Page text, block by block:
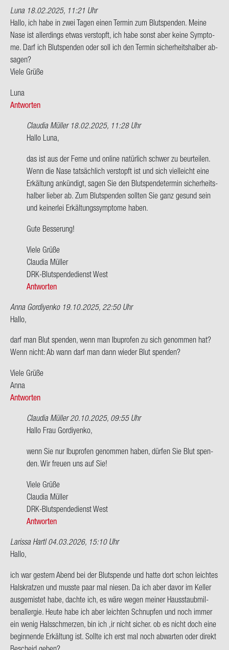
von
Re­
gi­
na
Luna 18.02.2025, 11:21 Uhr
Hallo, ich habe in zwei Tagen einen Ter­min zum Blut­spen­den. Meine
Nase ist al­ler­dings etwas ver­stopft, ich habe sonst aber keine Sym­pto­
me. Darf ich Blut­spen­den oder soll ich den Ter­min si­cher­heits­hal­ber ab­
sa­gen?
Viele Grüße
Luna
Antworten
Claudia Müller18.02.2025, 11:28 Uhr
Ant­
auf
Hallo,
ich
habe
in
zwei…
Luna
Hallo Luna,
das ist aus der Ferne und on­line na­tür­lich schwer zu be­ur­tei­len.
Wenn die Nase tat­säch­lich ver­stopft ist und sich viel­leicht eine
Er­käl­tung an­kün­digt, sagen Sie den Blut­spen­de­ter­min si­cher­heits­
hal­ber lie­ber ab. Zum Blut­spen­den soll­ten Sie ganz ge­sund sein
und kei­ner­lei Er­käl­tungs­sym­pto­me haben.
Gute Bes­se­rung!
Viele Grüße
Clau­dia Mül­ler
DRK-​Blutspendedienst West
Antworten
Anna Gordiyenko 19.10.2025, 22:50 Uhr
Hallo,
darf man Blut spen­den, wenn man Ibu­profen zu sich ge­nom­men hat?
Wenn nicht: Ab wann darf man dann wie­der Blut spen­den?
Viele Grüße
Anna
Antworten
Claudia Müller20.10.2025, 09:55 Uhr
Ant­
auf
Hallo,
darf
man
Blut
spen­
von
di­
y­
en­
ko
Hallo Frau Gor­di­y­en­ko,
wenn Sie nur Ibu­profen ge­nom­men haben, dür­fen Sie Blut spen­
den. Wir freu­en uns auf Sie!
Viele Grüße
Clau­dia Mül­ler
DRK-​Blutspendedienst West
Antworten
Larissa Hartl04.03.2026, 15:10 Uhr
Hallo,
ich war ges­tern Abend bei der Blut­spen­de und hatte dort schon leich­tes
Hals­krat­zen und muss­te paar mal nie­sen. Da ich aber davor im Kel­ler
aus­ge­mis­tet habe, dach­te ich, es wäre wegen mei­ner Haus­staub­mil­
ben­all­er­gie. Heute habe ich aber leich­ten Schnup­fen und noch immer
ein wenig Hals­schmer­zen, bin ich ,ir nicht si­cher. ob es nicht doch eine
be­gin­nen­de Er­käl­tung ist. Soll­te ich erst mal noch ab­war­ten oder di­rekt